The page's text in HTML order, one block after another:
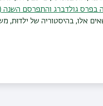
אלו, בהיסטוריה של ילדוּת,